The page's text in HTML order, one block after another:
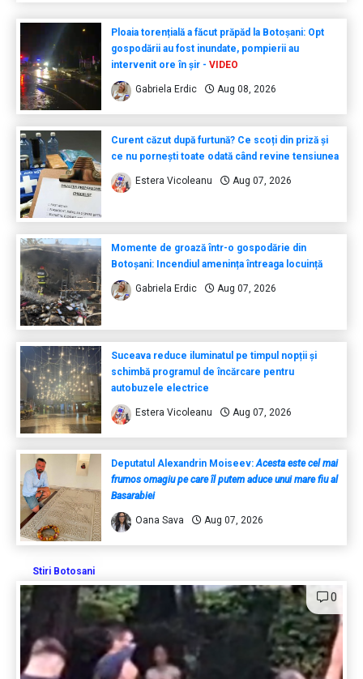
Ploaia torențială a făcut prăpăd la Botoșani: Opt
gospodării au fost inundate, pompierii au
intervenit ore în șir - VIDEO
Gabriela Erdic Aug 08, 2026
Curent căzut după furtună? Ce scoți din priză și
ce nu pornești toate odată când revine tensiunea
Estera Vicoleanu Aug 07, 2026
Momente de groază într-o gospodărie din
Botoșani: Incendiul amenința întreaga locuință
Gabriela Erdic Aug 07, 2026
Suceava reduce iluminatul pe timpul nopții și
schimbă programul de încărcare pentru
autobuzele electrice
Estera Vicoleanu Aug 07, 2026
Deputatul Alexandrin Moiseev: Acesta este cel mai
frumos omagiu pe care îl putem aduce unui mare fiu al
Basarabiei
Oana Sava Aug 07, 2026
Stiri Botosani
0